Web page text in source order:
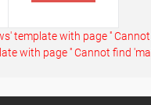
template with page ''
with page ''Cannot find